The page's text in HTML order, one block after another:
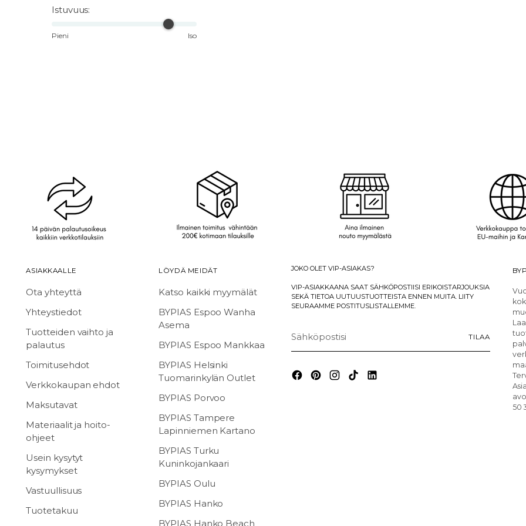
Istuvuus:
Pieni Iso
ASIAKKAALLE
Ota yhteyttä
Yhteystiedot
Tuotteiden vaihto ja
palautus
Toimitusehdot
Verkkokaupan ehdot
Maksutavat
Materiaalit ja hoito-
ohjeet
Usein kysytyt
kysymykset
Vastuullisuus
Tuotetakuu
LÖYDÄ MEIDÄT
Katso kaikki myymälät
BYPIAS Espoo Wanha
Asema
BYPIAS Espoo Mankkaa
BYPIAS Helsinki
Tuomarinkylän Outlet
BYPIAS Porvoo
BYPIAS Tampere
Lapinniemen Kartano
BYPIAS Turku
Kuninkojankaari
BYPIAS Oulu
BYPIAS Hanko
BYPIAS Hanko Beach
JOKO OLET VIP-ASIAKAS?
VIP-ASIAKKAANA SAAT SÄHKÖPOSTIISI ERIKOISTARJOUKSIA
SEKÄ TIETOA UUTUUSTUOTTEISTA ENNEN MUITA. LIITY
SEURAAMME POSTITUSLISTALLEMME.
TILAA
50